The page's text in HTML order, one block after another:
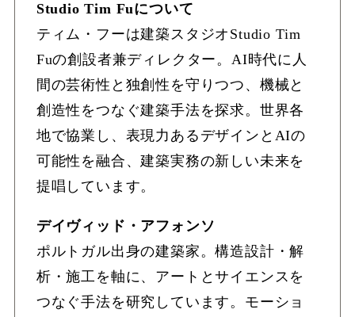
Studio Tim Fuについて
ティム・フーは建築スタジオStudio Tim
Fuの創設者兼ディレクター。AI時代に人
間の芸術性と独創性を守りつつ、機械と
創造性をつなぐ建築手法を探求。世界各
地で協業し、表現力あるデザインとAIの
可能性を融合、建築実務の新しい未来を
提唱しています。
デイヴィッド・アフォンソ
ポルトガル出身の建築家。構造設計・解
析・施工を軸に、アートとサイエンスを
つなぐ手法を研究しています。モーショ